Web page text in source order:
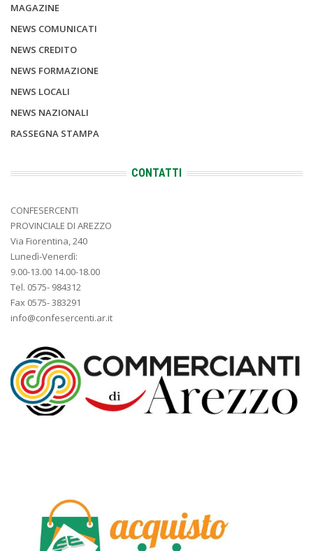
MAGAZINE
NEWS COMUNICATI
NEWS CREDITO
NEWS FORMAZIONE
NEWS LOCALI
NEWS NAZIONALI
RASSEGNA STAMPA
CONTATTI
CONFESERCENTI
PROVINCIALE DI AREZZO
Via Fiorentina, 240
Lunedì-Venerdì:
9.00-13.00 14.00-18.00
Tel. 0575- 984312
Fax 0575- 383291
info@confesercenti.ar.it